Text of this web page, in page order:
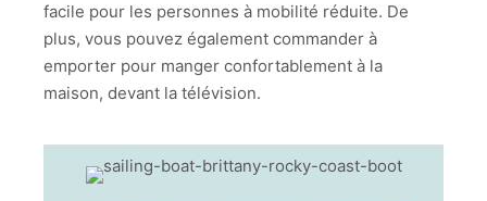
facile pour les personnes à mobilité réduite. De
plus, vous pouvez également commander à
emporter pour manger confortablement à la
maison, devant la télévision.